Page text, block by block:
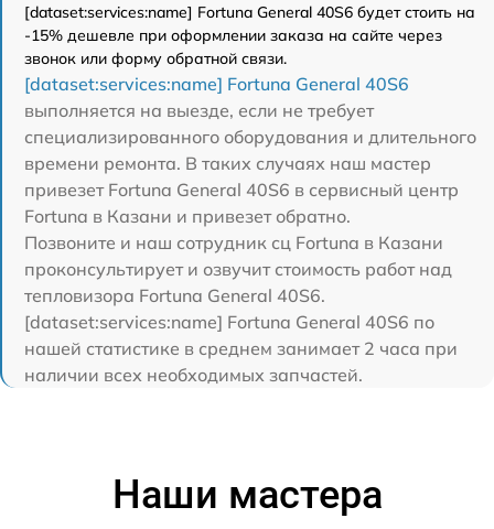
[dataset:services:name] Fortuna General 40S6 будет стоить на
-15% дешевле при оформлении заказа на сайте через
звонок или форму обратной связи.
[dataset:services:name] Fortuna General 40S6
выполняется на выезде, если не требует
специализированного оборудования и длительного
времени ремонта. В таких случаях наш мастер
привезет Fortuna General 40S6 в сервисный центр
Fortuna в Казани и привезет обратно.
Позвоните и наш сотрудник сц Fortuna в Казани
проконсультирует и озвучит стоимость работ над
тепловизора Fortuna General 40S6.
[dataset:services:name] Fortuna General 40S6 по
нашей статистике в среднем занимает 2 часа при
наличии всех необходимых запчастей.
Наши мастера